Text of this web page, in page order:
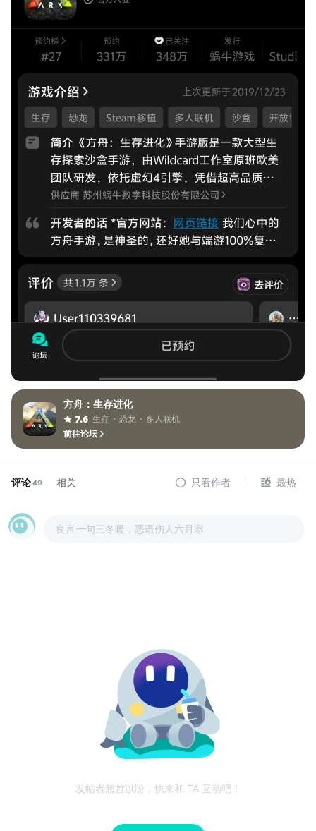
方舟：生存进化
7.6 生存 恐龙
多人联机
前往论坛
评论49 相关 只看作者 最热
良言一句三冬暖，恶语伤人六月寒
发帖者翘首以盼，快来和 TA 互动吧！